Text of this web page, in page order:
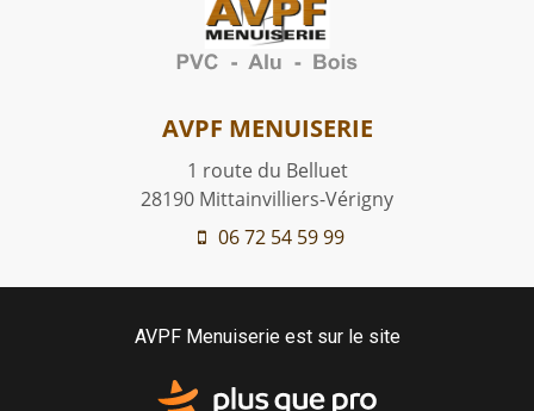
AVPF MENUISERIE
1 route du Belluet
28190 Mittainvilliers-Vérigny
06 72 54 59 99
AVPF Menuiserie est sur le site